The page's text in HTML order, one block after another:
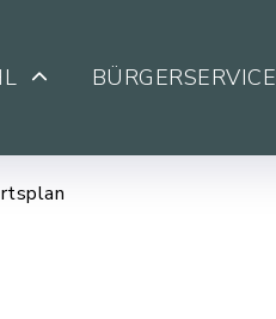
BÜRGERSERVICE